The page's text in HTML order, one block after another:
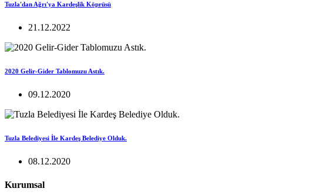
Tuzla'dan Ağrı'ya Kardeşlik Köprüsü
21.12.2022
2020 Gelir-Gider Tablomuzu Astık.
09.12.2020
Tuzla Belediyesi İle Kardeş Belediye Olduk.
08.12.2020
Kurumsal